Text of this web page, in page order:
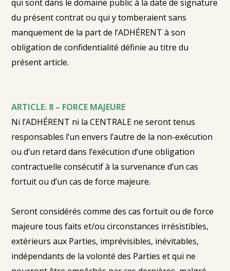
qui sont dans le domaine public à la date de signature
du présent contrat ou qui y tomberaient sans
manquement de la part de l’ADHÉRENT à son
obligation de confidentialité définie au titre du
présent article.
ARTICLE. 8 – FORCE MAJEURE
Ni l’ADHÉRENT ni la CENTRALE ne seront tenus
responsables l’un envers l’autre de la non-exécution
ou d’un retard dans l’exécution d’une obligation
contractuelle consécutif à la survenance d’un cas
fortuit ou d’un cas de force majeure.
Seront considérés comme des cas fortuit ou de force
majeure tous faits et/ou circonstances irrésistibles,
extérieurs aux Parties, imprévisibles, inévitables,
indépendants de la volonté des Parties et qui ne